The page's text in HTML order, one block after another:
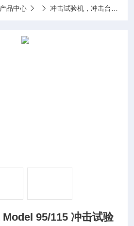
产品中心 冲击试验机，冲击台
95/115 冲击试验